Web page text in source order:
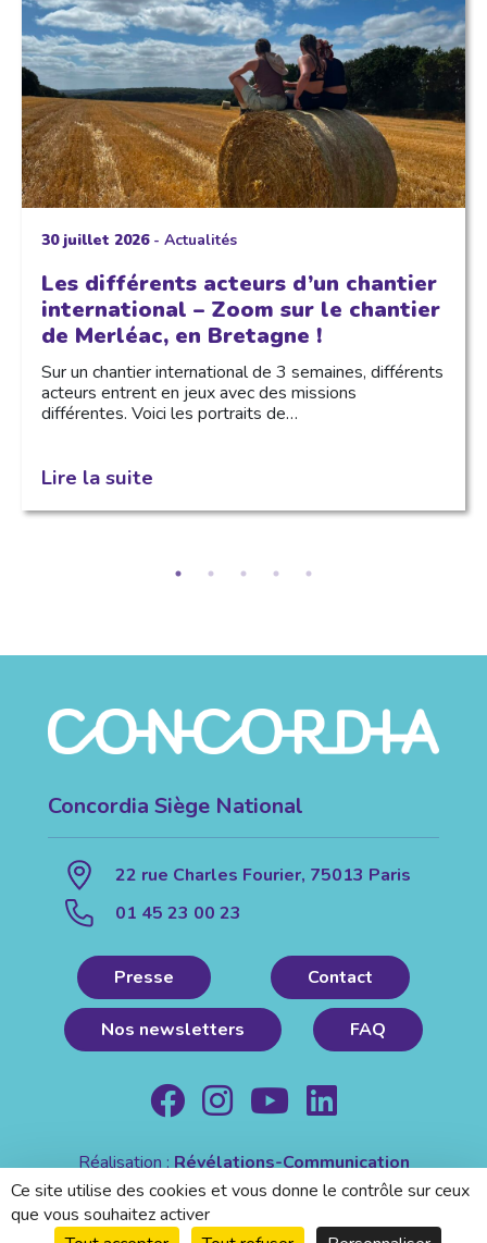
30 juillet 2026- Actualités
Les différents acteurs d’un chantier
international – Zoom sur le chantier
de Merléac, en Bretagne !
Sur un chantier international de 3 semaines, différents
acteurs entrent en jeux avec des missions
différentes. Voici les portraits de…
Lire la suite
Concordia Siège National
22 rue Charles Fourier, 75013 Paris
01 45 23 00 23
Presse Contact
Nos newsletters FAQ
Réalisation :Révélations-Communication
Mentions légales| Politique de confidentialité
Ce site utilise des cookies et vous donne le contrôle sur ceux
que vous souhaitez activer